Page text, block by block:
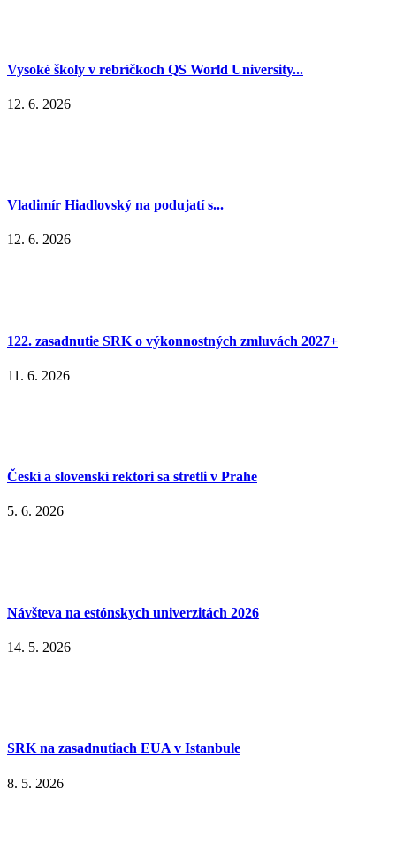
Vysoké školy v rebríčkoch QS World University...
12. 6. 2026
Vladimír Hiadlovský na podujatí s...
12. 6. 2026
122. zasadnutie SRK o výkonnostných zmluvách 2027+
11. 6. 2026
Českí a slovenskí rektori sa stretli v Prahe
5. 6. 2026
Návšteva na estónskych univerzitách 2026
14. 5. 2026
SRK na zasadnutiach EUA v Istanbule
8. 5. 2026